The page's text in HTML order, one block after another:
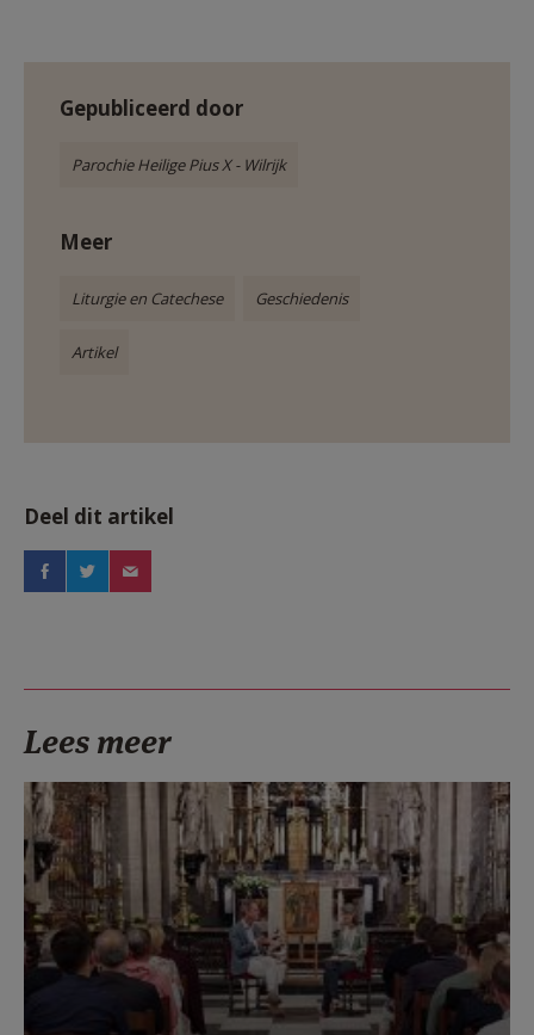
Gepubliceerd door
Parochie Heilige Pius X - Wilrijk
Meer
Liturgie en Catechese Geschiedenis
Artikel
Deel dit artikel
Lees meer